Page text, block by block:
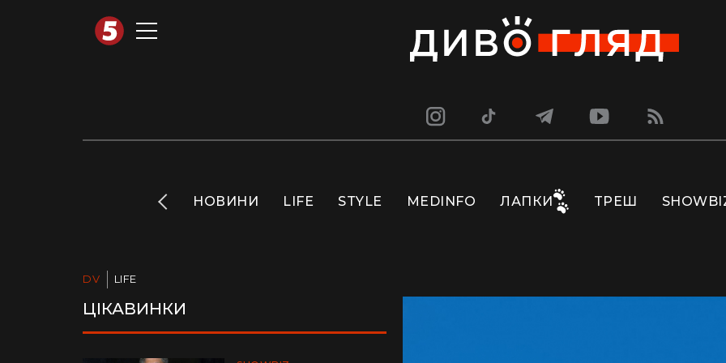
INFO НОВИНИ LIFE STYLE MEDINFO ЛАПКИ ТРЕШ
DV LIFE
ЦІКАВИНКИ